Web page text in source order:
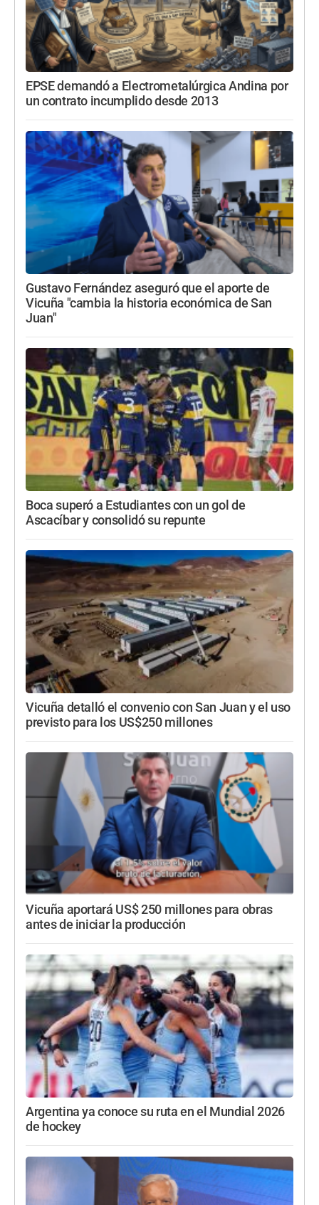
EPSE demandó a Electrometalúrgica Andina por
un contrato incumplido desde 2013
Gustavo Fernández aseguró que el aporte de
Vicuña "cambia la historia económica de San
Juan"
Boca superó a Estudiantes con un gol de
Ascacíbar y consolidó su repunte
Vicuña detalló el convenio con San Juan y el uso
previsto para los US$250 millones
Vicuña aportará US$ 250 millones para obras
antes de iniciar la producción
Argentina ya conoce su ruta en el Mundial 2026
de hockey